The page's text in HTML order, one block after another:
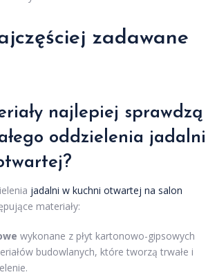
zadawane
najlepiej sprawdzą
oddzielenia jadalni
jadalni w kuchni otwartej na salon
materiały:
wykonane z płyt kartonowo-gipsowych
budowlanych, które tworzą trwałe i